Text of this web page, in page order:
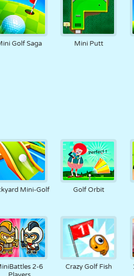
Golf Saga Mini Putt
Mini-Golf Golf Orbit
2-6
Crazy Golf Fish